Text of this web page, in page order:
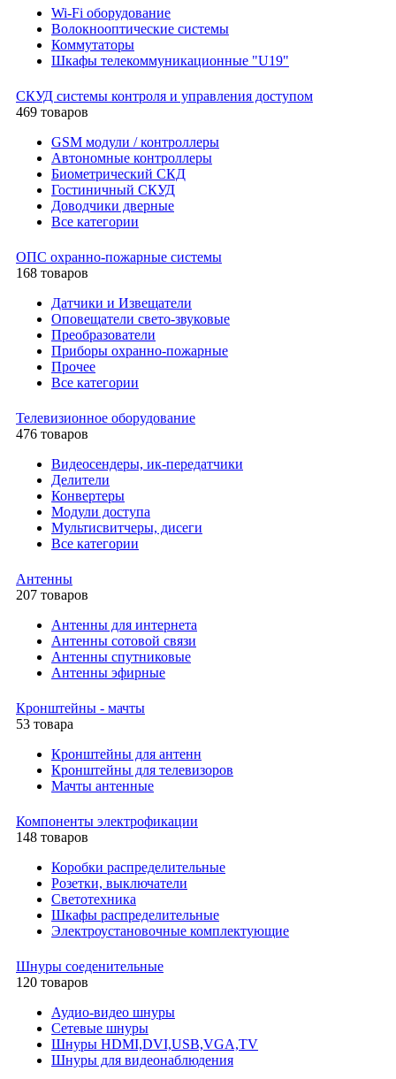
Wi-Fi оборудование
Волокнооптические системы
Коммутаторы
Шкафы телекоммуникационные "U19"
СКУД системы контроля и управления доступом
469 товаров
GSM модули / контроллеры
Автономные контроллеры
Биометрический СКД
Гостиничный СКУД
Доводчики дверные
Все категории
ОПС охранно-пожарные системы
168 товаров
Датчики и Извещатели
Оповещатели свето-звуковые
Преобразователи
Приборы охранно-пожарные
Прочее
Все категории
Телевизионное оборудование
476 товаров
Видеосендеры, ик-передатчики
Делители
Конвертеры
Модули доступа
Мультисвитчеры, дисеги
Все категории
Антенны
207 товаров
Антенны для интернета
Антенны сотовой связи
Антенны спутниковые
Антенны эфирные
Кронштейны - мачты
53 товара
Кронштейны для антенн
Кронштейны для телевизоров
Мачты антенные
Компоненты электрофикации
148 товаров
Коробки распределительные
Розетки, выключатели
Светотехника
Шкафы распределительные
Электроустановочные комплектующие
Шнуры соеденительные
120 товаров
Аудио-видео шнуры
Сетевые шнуры
Шнуры HDMI,DVI,USB,VGA,TV
Шнуры для видеонаблюдения